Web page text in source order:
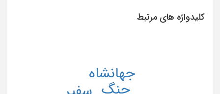
کلیدواژه های مرتبط
جنگ
جهانشاه
سفیر